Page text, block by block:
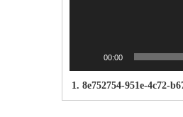
00:00
1. 8e752754-951e-4c72-